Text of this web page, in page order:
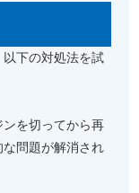
下の対処法を試
を切ってから再
問題が解消され